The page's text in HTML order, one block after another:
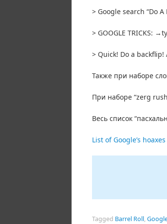
> Google search “Do
> GOOGLE TRICKS:
> Quick! Do a
Также при наборе
При наборе “zerg
Весь список
List of Google’s
Tagged Barrel Roll,